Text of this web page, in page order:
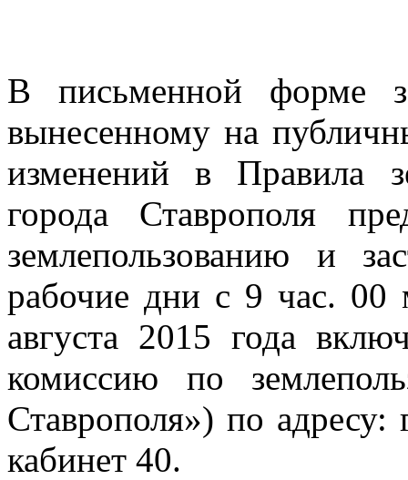
В письменной форме
вынесенному на
изменений в Правила
города Ставрополя
землепользованию и
рабочие дни с 9 час.
августа 2015 года
комиссию по
Ставрополя») по
кабинет 40.